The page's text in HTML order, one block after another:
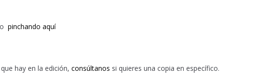
pinchando aquí
hay en la edición, consúltanos si quieres una copia en específico.